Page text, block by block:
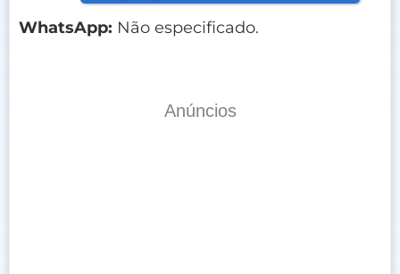
WhatsApp: Não especificado.
Anúncios